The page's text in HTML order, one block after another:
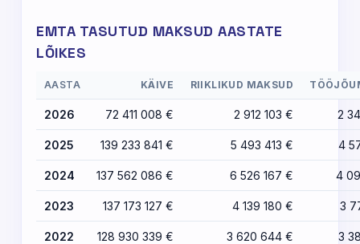
EMTA TASUTUD MAKSUD AASTATE
LÕIKES
AASTA KÄIVE RIIKLIKUD MAKSUD
2026 72 411 008 € 2 912 103 € 2
2025 139 233 841 € 5 493 413 € 4
2024 137 562 086 € 6 526 167 € 4
2023 137 173 127 € 4 139 180 € 3
2022 128 930 339 € 3 620 644 € 3